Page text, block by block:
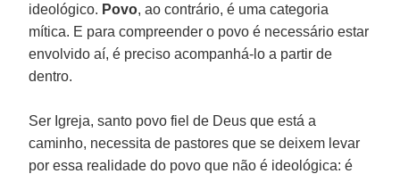
ideológico. Povo, ao contrário, é uma categoria
mítica. E para compreender o povo é necessário estar
envolvido aí, é preciso acompanhá-lo a partir de
dentro.
Ser Igreja, santo povo fiel de Deus que está a
caminho, necessita de pastores que se deixem levar
por essa realidade do povo que não é ideológica: é